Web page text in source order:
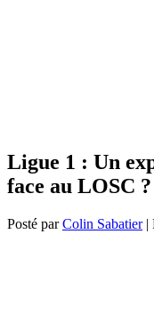
Ligue 1 : Un
face au LOSC ?
Posté parColin Sabatier|